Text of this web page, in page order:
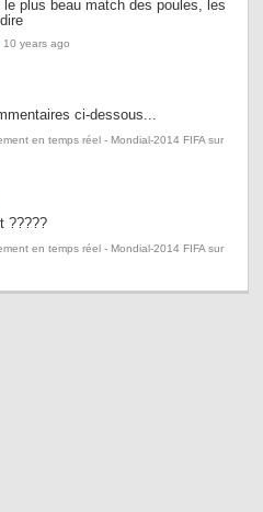
le plus beau match des poules, les
10 years ago
ci-dessous...
en temps réel - Mondial-2014 FIFA sur
?????
en temps réel - Mondial-2014 FIFA sur